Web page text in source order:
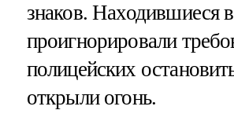
знаков. Находившиеся
проигнорировали
полицейских
открыли огонь.